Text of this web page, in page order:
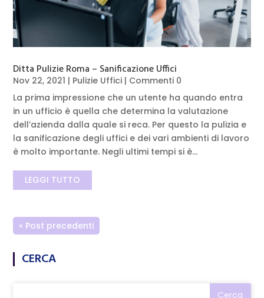
Ditta Pulizie Roma – Sanificazione Uffici
Nov 22, 2021 | Pulizie Uffici | Commenti 0
La prima impressione che un utente ha quando entra
in un ufficio è quella che determina la valutazione
dell’azienda dalla quale si reca. Per questo la pulizia e
la sanificazione degli uffici e dei vari ambienti di lavoro
è molto importante. Negli ultimi tempi si è...
LEGGI TUTTO
« Post precedenti
CERCA